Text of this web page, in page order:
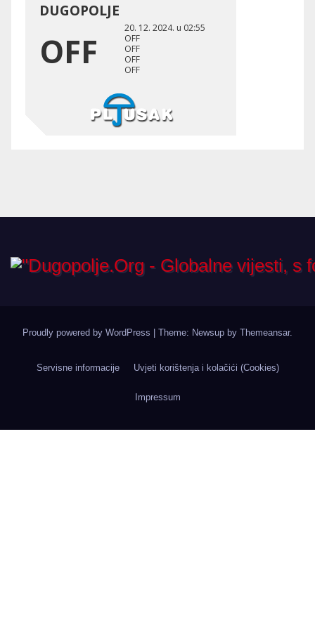
Proudly powered by WordPress | Theme: Newsup by Themeansar.
Servisne informacije Uvjeti korištenja i kolačići (Cookies)
Impressum